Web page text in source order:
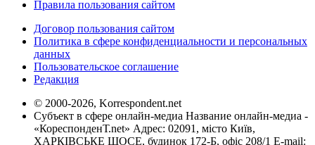
Правила пользования сайтом
Договор пользования сайтом
Политика в сфере конфиденциальности и персональных
данных
Пользовательское соглашение
Редакция
© 2000-2026, Korrespondent.net
Субъект в сфере онлайн-медиа Название онлайн-медиа -
«КореспонденТ.net» Адрес: 02091, місто Київ,
ХАРКІВСЬКЕ ШОСЕ, будинок 172-Б, офіс 208/1 E-mail: